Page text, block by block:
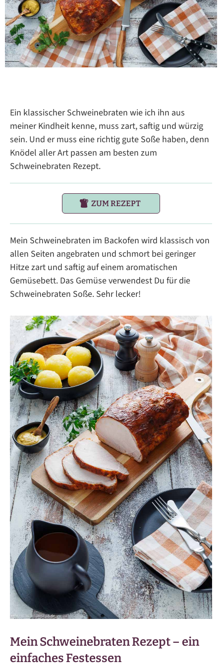
Ein klassischer Schweinebraten wie ich ihn aus
meiner Kindheit kenne, muss zart, saftig und würzig
sein. Und er muss eine richtig gute Soße haben, denn
Knödel aller Art passen am besten zum
Schweinebraten Rezept.
ZUM REZEPT
Mein Schweinebraten im Backofen wird klassisch von
allen Seiten angebraten und schmort bei geringer
Hitze zart und saftig auf einem aromatischen
Gemüsebett. Das Gemüse verwendest Du für die
Schweinebraten Soße. Sehr lecker!
Mein Schweinebraten Rezept – ein
einfaches Festessen